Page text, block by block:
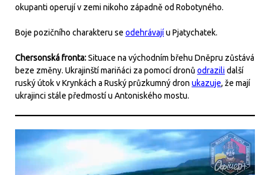
okupanti operují v zemi nikoho západně od Robotyného.
Boje pozičního charakteru se odehrávajíu Pjatychatek.
Chersonská fronta:Situace na východním břehu Dněpru zůstává
beze změny. Ukrajinští mariňáci za pomocí dronů odrazilidalší
ruský útok v Krynkách a Ruský průzkumný dron ukazuje, že mají
ukrajinci stále předmostí u Antoniského mostu.